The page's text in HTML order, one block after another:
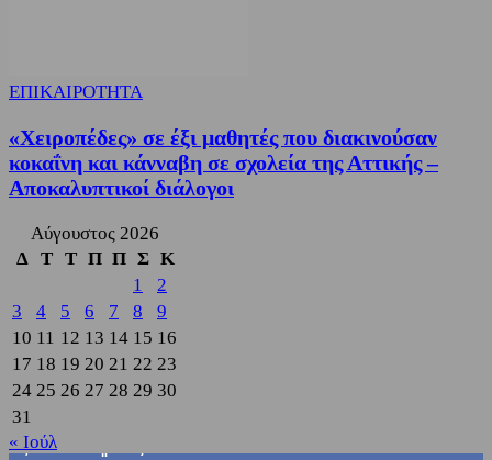
ΕΠΙΚΑΙΡΟΤΗΤΑ
«Χειροπέδες» σε έξι μαθητές που διακινούσαν
κοκαΐνη και κάνναβη σε σχολεία της Αττικής –
Αποκαλυπτικοί διάλογοι
Αύγουστος 2026
Δ
Τ Τ Π Π Σ Κ
1
2
3
4 5 6 7 8
9
10 11 12 13 14 15 16
17 18 19 20 21 22 23
24 25 26 27 28 29 30
31
« Ιούλ
3,822